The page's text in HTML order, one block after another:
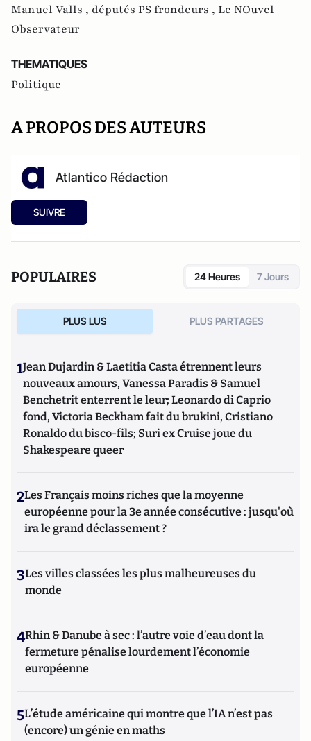
Manuel Valls , députés PS frondeurs , Le NOuvel
Observateur
THEMATIQUES
Politique
A PROPOS DES AUTEURS
Atlantico Rédaction
SUIVRE
POPULAIRES 24 Heures 7 Jours
PLUS LUS PLUS PARTAGES
1Jean Dujardin & Laetitia Casta étrennent leurs
nouveaux amours, Vanessa Paradis & Samuel
Benchetrit enterrent le leur; Leonardo di Caprio
fond, Victoria Beckham fait du brukini, Cristiano
Ronaldo du bisco-fils; Suri ex Cruise joue du
Shakespeare queer
2Les Français moins riches que la moyenne
européenne pour la 3e année consécutive : jusqu'où
ira le grand déclassement ?
3Les villes classées les plus malheureuses du
monde
4Rhin & Danube à sec : l’autre voie d’eau dont la
fermeture pénalise lourdement l’économie
européenne
5L’étude américaine qui montre que l’IA n’est pas
(encore) un génie en maths